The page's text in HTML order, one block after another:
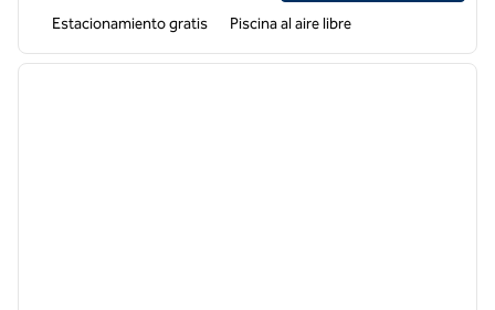
Estacionamiento gratis Piscina al aire libre
1 de 12